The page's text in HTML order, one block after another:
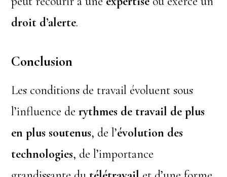
droit d’alerte.
Conclusion
Les conditions de travail évoluent sous
l’influence derythmes de travail de plus
en plus soutenus, de l’évolution des
technologies, de l’importance